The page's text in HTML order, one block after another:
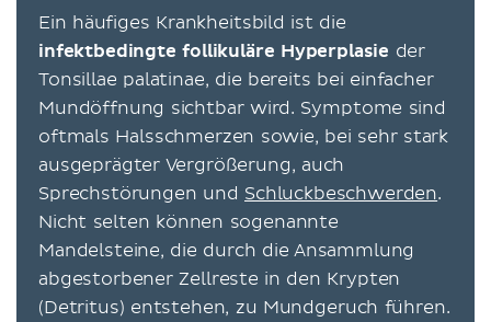
Ein häufiges Krankheitsbild ist die
infektbedingte follikuläre Hyperplasie der
Tonsillae palatinae, die bereits bei einfacher
Mundöffnung sichtbar wird. Symptome sind
oftmals Halsschmerzen sowie, bei sehr stark
ausgeprägter Vergrößerung, auch
Sprechstörungen und Schluckbeschwerden.
Nicht selten können sogenannte
Mandelsteine, die durch die Ansammlung
abgestorbener Zellreste in den Krypten
(Detritus) entstehen, zu Mundgeruch führen.